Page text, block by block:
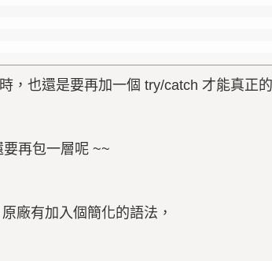
，也還是要再加一個 try/catch 才能真正
再包一層呢 ~~
廠有加入個簡化的語法，